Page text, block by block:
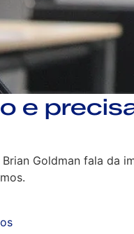
e
Goldman fala da